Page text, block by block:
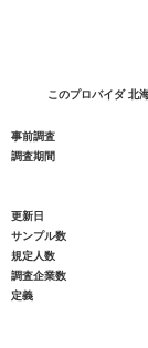
このプロバイダ 北
事前調査
調査期間
更新日
サンプル数
規定人数
調査企業数
定義